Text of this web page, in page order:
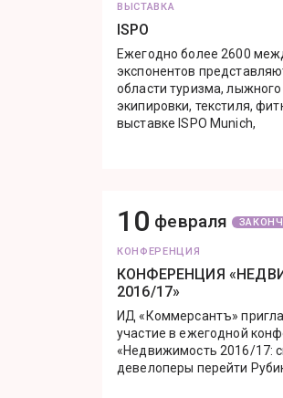
ВЫСТАВКА
ISPO
Ежегодно более 2600
экспонентов
области туризма, лыжного
экипировки, текстиля,
выставке ISPO Munich,
10 февраля
КОНФЕРЕНЦИЯ
КОНФЕРЕНЦИЯ
2016/17»
ИД «Коммерсантъ»
участие в ежегодной
«Недвижимость 2016/17:
девелоперы перейти